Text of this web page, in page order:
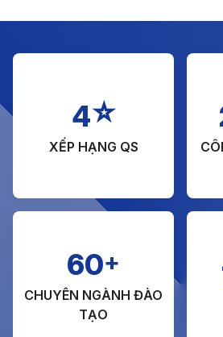
4☆
XẾP HẠNG QS
60+
CHUYÊN NGÀNH ĐÀO
TẠO